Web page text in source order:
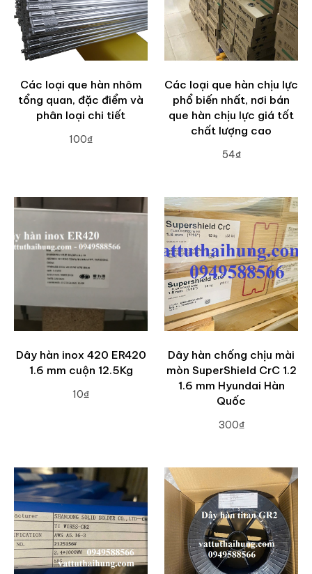
Các loại que hàn nhôm
tổng quan, đặc điểm và
phân loại chi tiết
100₫
Các loại que hàn chịu lực
phổ biến nhất, nơi bán
que hàn chịu lực giá tốt
chất lượng cao
54₫
Dây hàn inox 420 ER420
1.6 mm cuộn 12.5Kg
10₫
Dây hàn chống chịu mài
mòn SuperShield CrC 1.2
1.6 mm Hyundai Hàn
Quốc
300₫